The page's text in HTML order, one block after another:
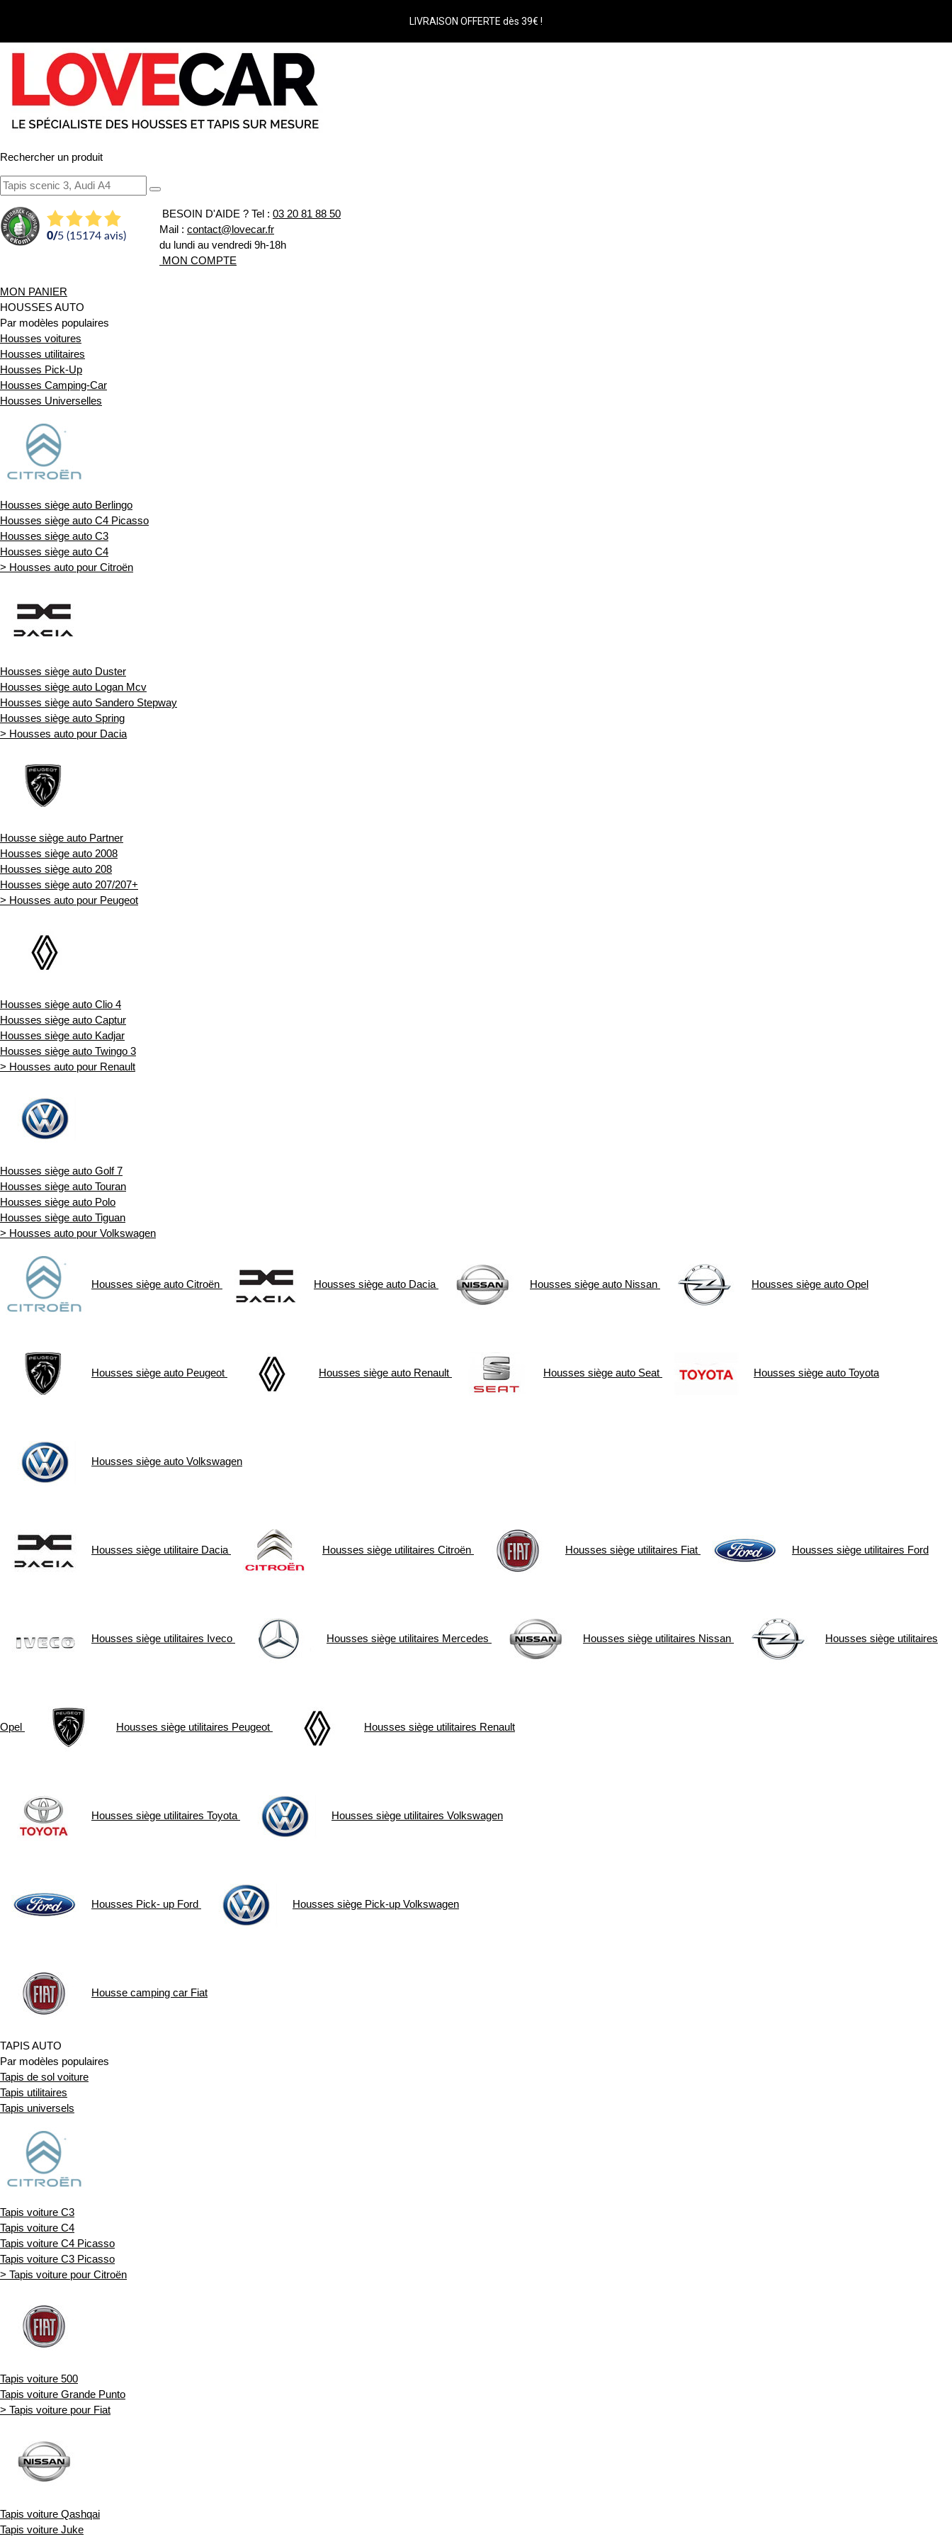
LIVRAISON OFFERTE dès 39€ !
Rechercher un produit
0/5 (15174 avis)
BESOIN D'AIDE ? Tel : 03 20 81 88 50
Mail : contact@lovecar.fr
du lundi au vendredi 9h-18h
MON COMPTE
MON PANIER
HOUSSES AUTO
Par modèles populaires
Housses voitures
Housses utilitaires
Housses Pick-Up
Housses Camping-Car
Housses Universelles
Housses siège auto Berlingo
Housses siège auto C4 Picasso
Housses siège auto C3
Housses siège auto C4
> Housses auto pour Citroën
Housses siège auto Duster
Housses siège auto Logan Mcv
Housses siège auto Sandero Stepway
Housses siège auto Spring
> Housses auto pour Dacia
Housse siège auto Partner
Housses siège auto 2008
Housses siège auto 208
Housses siège auto 207/207+
> Housses auto pour Peugeot
Housses siège auto Clio 4
Housses siège auto Captur
Housses siège auto Kadjar
Housses siège auto Twingo 3
> Housses auto pour Renault
Housses siège auto Golf 7
Housses siège auto Touran
Housses siège auto Polo
Housses siège auto Tiguan
> Housses auto pour Volkswagen
Housses siège auto Citroën Housses siège auto Dacia Housses siège auto Nissan Housses siège auto Opel
Housses siège auto Peugeot Housses siège auto Renault Housses siège auto Seat Housses siège auto Toyota
Housses siège auto Volkswagen
Housses siège utilitaire Dacia Housses siège utilitaires Citroën Housses siège utilitaires Fiat Housses siège utilitaires Ford
Housses siège utilitaires Iveco Housses siège utilitaires Mercedes Housses siège utilitaires Nissan Housses siège utilitaires
Opel Housses siège utilitaires Peugeot Housses siège utilitaires Renault
Housses siège utilitaires Toyota Housses siège utilitaires Volkswagen
Housses Pick- up Ford Housses siège Pick-up Volkswagen
Housse camping car Fiat
TAPIS AUTO
Par modèles populaires
Tapis de sol voiture
Tapis utilitaires
Tapis universels
Tapis voiture C3
Tapis voiture C4
Tapis voiture C4 Picasso
Tapis voiture C3 Picasso
> Tapis voiture pour Citroën
Tapis voiture 500
Tapis voiture Grande Punto
> Tapis voiture pour Fiat
Tapis voiture Qashqai
Tapis voiture Juke